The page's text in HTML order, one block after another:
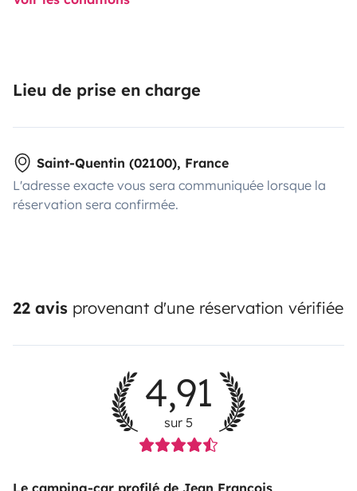
Lieu de prise en charge
Saint-Quentin (02100), France
L'adresse exacte vous sera communiquée lorsque la
réservation sera confirmée.
22 avis provenant d'une réservation vérifiée
4,91
sur 5
Le camping-car profilé de Jean François